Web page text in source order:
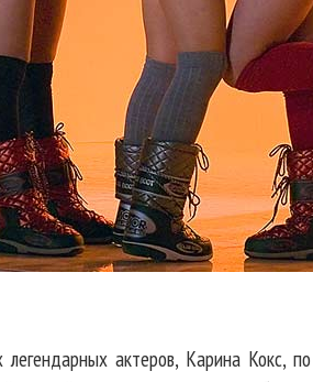
легендарных актеров, Карина Кокс,